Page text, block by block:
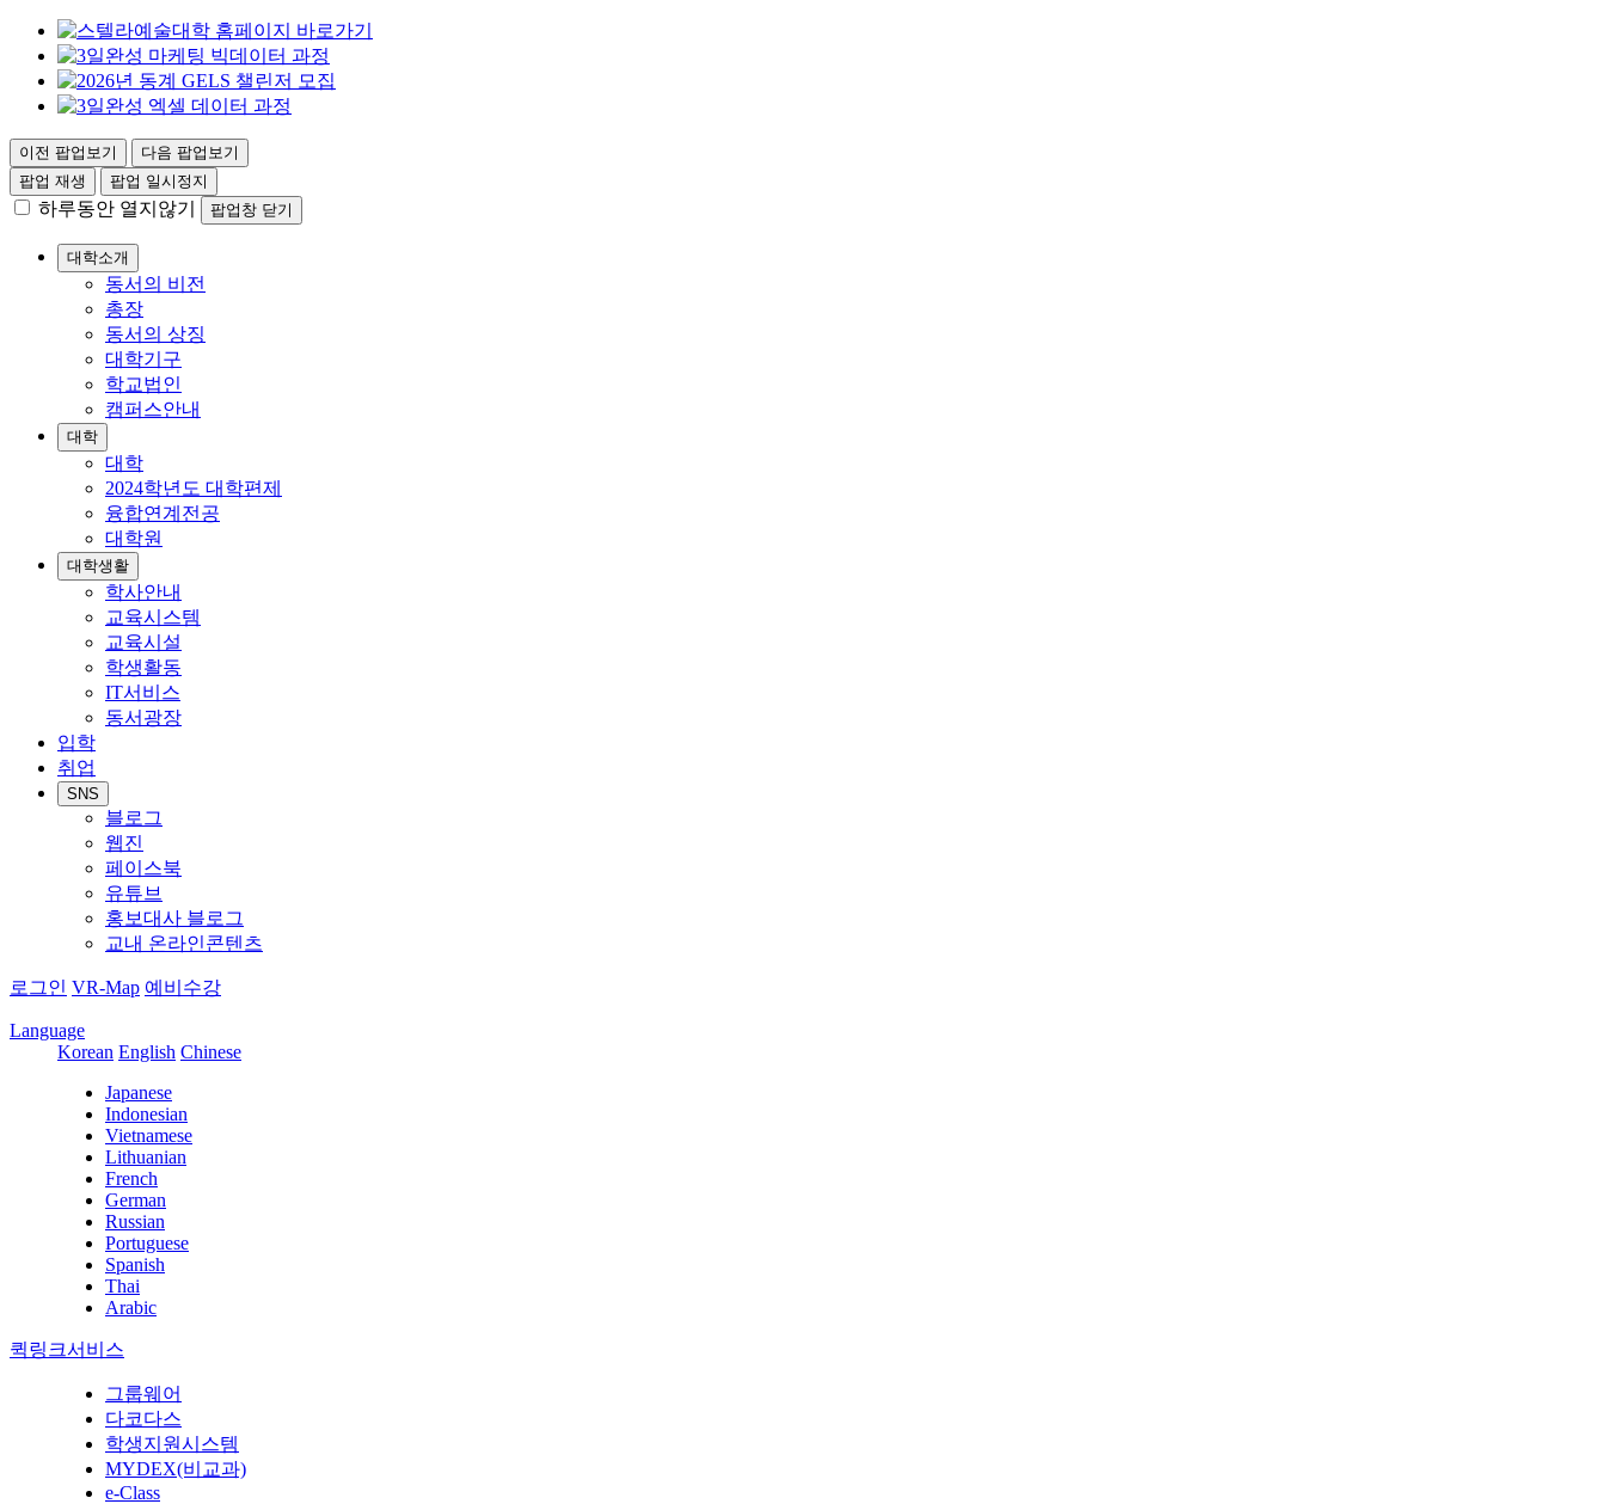
이전 팝업보기
다음 팝업보기
팝업 재생
팝업 일시정지
하루동안 열지않기 팝업창 닫기
대학소개
동서의 비전
총장
동서의 상징
대학기구
학교법인
캠퍼스안내
대학
대학
2024학년도 대학편제
융합연계전공
대학원
대학생활
학사안내
교육시스템
교육시설
학생활동
IT서비스
동서광장
입학
취업
SNS
블로그
웹진
페이스북
유튜브
홍보대사 블로그
교내 온라인콘텐츠
로그인 VR-Map 예비수강
Language
Korean English Chinese
Japanese
Indonesian
Vietnamese
Lithuanian
French
German
Russian
Portuguese
Spanish
Thai
Arabic
퀵링크서비스
그룹웨어
다코다스
학생지원시스템
MYDEX(비교과)
e-Class